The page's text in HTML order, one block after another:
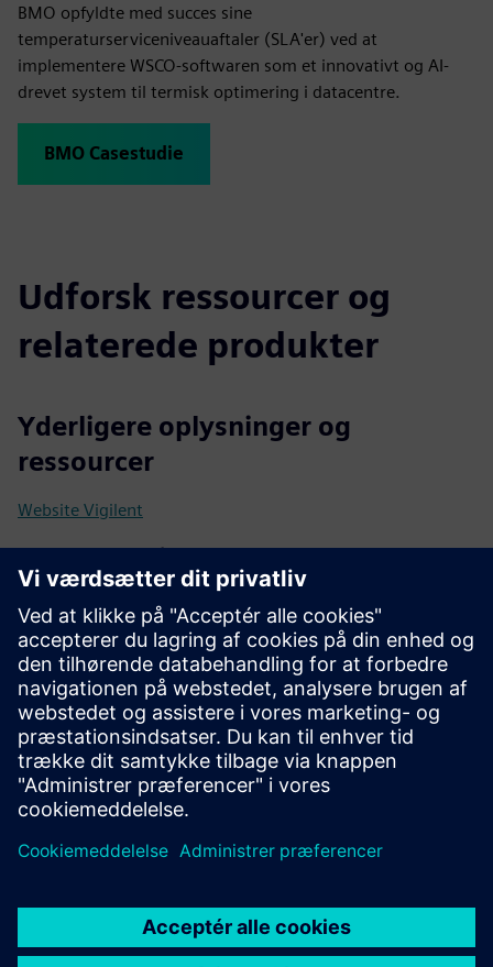
BMO opfyldte med succes sine
temperaturserviceniveauaftaler (SLA'er) ved at
implementere WSCO-softwaren som et innovativt og AI-
drevet system til termisk optimering i datacentre.
BMO Casestudie
Udforsk ressourcer og
relaterede produkter
Yderligere oplysninger og
ressourcer
Website Vigilent
Forudsætninger
Facility LAN-adgang
Racktemperatursensorer, der opfylder WSCO-
specifikationerne
Fysisk eller digital tænd/sluk-kontrol af CRAC'er og CRAH'er
Kontrol af blæserhastighed og/eller
temperaturindstillingspunkt (hvis understøttet)
AI Engine-server kan være en fysisk eller virtuel maskine